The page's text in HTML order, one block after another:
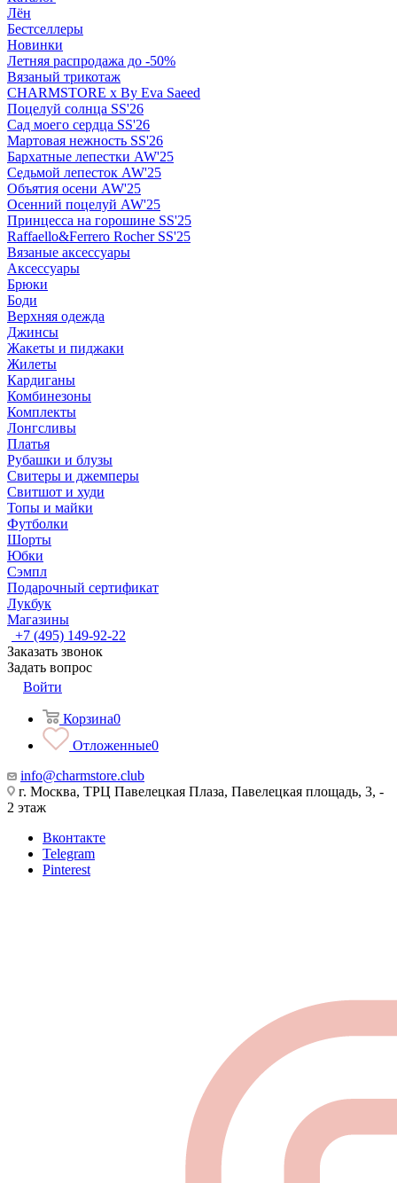
Лён
Бестселлеры
Новинки
Летняя распродажа до -50%
Вязаный трикотаж
CHARMSTORE х By Eva Saeed
Поцелуй солнца SS'26
Сад моего сердца SS'26
Мартовая нежность SS'26
Бархатные лепестки AW'25
Седьмой лепесток AW'25
Объятия осени AW'25
Осенний поцелуй AW'25
Принцесса на горошине SS'25
Raffaello&Ferrero Rocher SS'25
Вязаные аксессуары
Аксессуары
Брюки
Боди
Верхняя одежда
Джинсы
Жакеты и пиджаки
Жилеты
Кардиганы
Комбинезоны
Комплекты
Лонгсливы
Платья
Рубашки и блузы
Свитеры и джемперы
Свитшот и худи
Топы и майки
Футболки
Шорты
Юбки
Сэмпл
Подарочный сертификат
Лукбук
Магазины
+7 (495) 149-92-22
Заказать звонок
Задать вопрос
Войти
Корзина0
Отложенные0
info@charmstore.club
г. Москва, ТРЦ Павелецкая Плаза, Павелецкая площадь, 3, -
2 этаж
Вконтакте
Telegram
Pinterest